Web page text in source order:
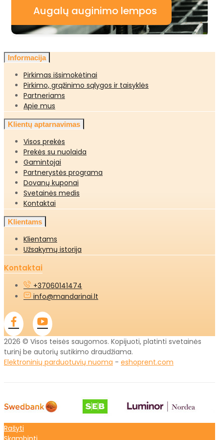
Augalų auginimo lempos
Informacija
Pirkimas išsimokėtinai
Pirkimo, grąžinimo sąlygos ir taisyklės
Partneriams
Apie mus
Klientų aptarnavimas
Visos prekės
Prekės su nuolaida
Gamintojai
Partnerystės programa
Dovanų kuponai
Svetainės medis
Kontaktai
Klientams
Klientams
Užsakymų istorija
Kontaktai
+37060141474
info@mandarinai.lt
2026 © Visos teisės saugomos. Kopijuoti, platinti svetainės
turinį be autorių sutikimo draudžiama.
Elektroninių parduotuvių nuoma - eshoprent.com
Rašyti